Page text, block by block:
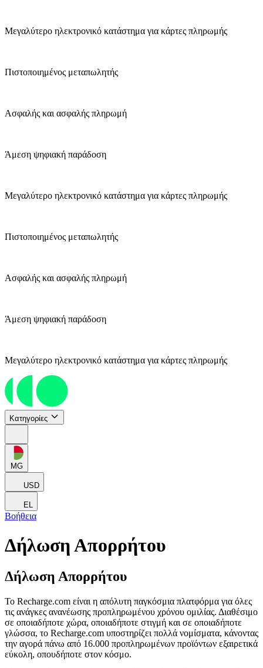
Μεγαλύτερο ηλεκτρονικό κατάστημα για κάρτες πληρωμής
Πιστοποιημένος μεταπωλητής
Ασφαλής και ασφαλής πληρωμή
Άμεση ψηφιακή παράδοση
Μεγαλύτερο ηλεκτρονικό κατάστημα για κάρτες πληρωμής
Πιστοποιημένος μεταπωλητής
Ασφαλής και ασφαλής πληρωμή
Άμεση ψηφιακή παράδοση
Μεγαλύτερο ηλεκτρονικό κατάστημα για κάρτες πληρωμής
Κατηγορίες
MG
USD
EL
Βοήθεια
Δήλωση Απορρήτου
Δήλωση Απορρήτου
Το Recharge.com είναι η απόλυτη παγκόσμια πλατφόρμα για όλες
τις ανάγκες ανανέωσης προπληρωμένου χρόνου ομιλίας. Διαθέσιμο
σε οποιαδήποτε χώρα, οποιαδήποτε στιγμή και σε οποιαδήποτε
γλώσσα, το Recharge.com υποστηρίζει πολλά νομίσματα, κάνοντας
την αγορά πάνω από 16.000 προπληρωμένων προϊόντων εξαιρετικά
εύκολη, οπουδήποτε στον κόσμο.